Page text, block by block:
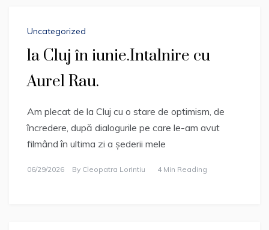
Uncategorized
la Cluj în iunie.Intalnire cu
Aurel Rau.
Am plecat de la Cluj cu o stare de optimism, de
încredere, după dialogurile pe care le-am avut
filmând în ultima zi a șederii mele
06/29/2026 By Cleopatra Lorintiu 4 Min Reading